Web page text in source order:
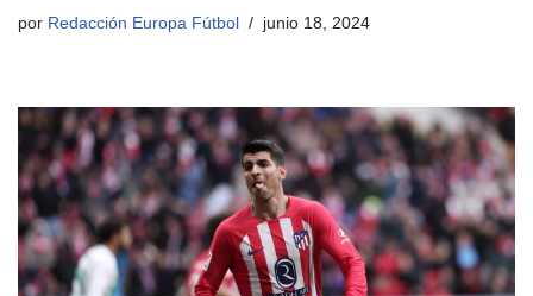
por Redacción Europa Fútbol junio 18, 2024